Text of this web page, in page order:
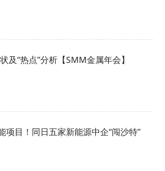
要参加？
而细，从整车厂到零部件展
及“热点”分析【SMM金属年会】
项目！同日五家新能源中企“闯沙特”